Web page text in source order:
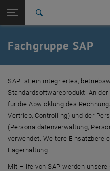
TU Login
Quicklinks
Quicklinks-Menü umschalten
Studium
Karriere
Zurück: Subseiten von Finanzen
Zurück zur letzten Ebene:
Finanzen
SAP
Kontakt
Fachgruppe SAP
SAP ist ein integriertes,
Standardsoftwareprodukt. An
für die Abwicklung des
Vertrieb, Controlling) und der
(Personaldatenverwaltung,
verwendet. Weitere
Lagerhaltung.
Mit Hilfe von SAP werden